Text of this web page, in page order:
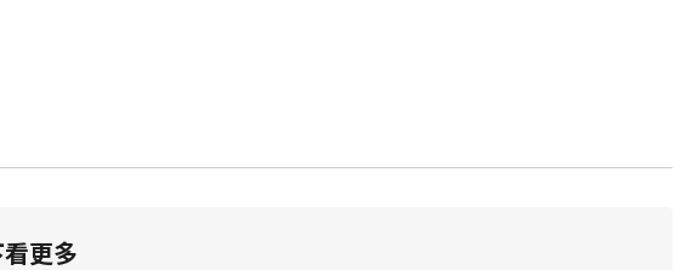
更多